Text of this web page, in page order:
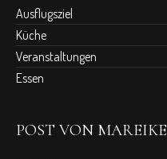
Ausflugsziel
Küche
Veranstaltungen
Essen
POST VON MAREIKE